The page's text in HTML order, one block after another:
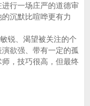
行一场庄严的道德审
沉默比喧哗更有力
锐、渴望被关注的个
欲强、带有一定的孤
，技巧很高，但最终